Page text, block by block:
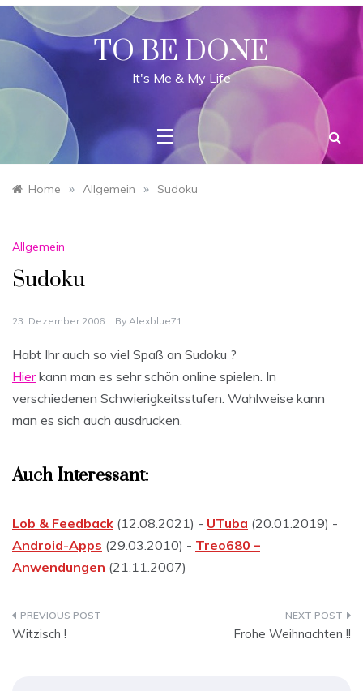
Skip
content
TO BE DONE
It's Me & My Life
Home » Allgemein » Sudoku
Allgemein
Sudoku
23. Dezember 2006 By Alexblue71
Habt Ihr auch so viel Spaß an Sudoku ?
Hierkann man es sehr schön online spielen. In
verschiedenen Schwierigkeitsstufen. Wahlweise kann
man es sich auch ausdrucken.
Auch Interessant:
Lob & Feedback (12.08.2021) - UTuba (20.01.2019) -
Android-Apps (29.03.2010) - Treo680 –
Anwendungen (21.11.2007)
Beitragsnavigation
Witzisch ! Frohe Weihnachten !!